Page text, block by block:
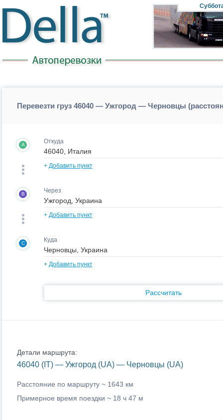
Перевезти груз 46040 — Ужгород — Черновцы
A Откуда
+ Добавить пункт
B Через
+ Добавить пункт
C Куда
+ Добавить пункт
Рассчитать
Детали маршрута:
46040 (IT) — Ужгород (UA) — Черновцы (UA)
Расстояние по маршруту ~ 1643 км
Примерное время поездки ~ 18 ч 47 м